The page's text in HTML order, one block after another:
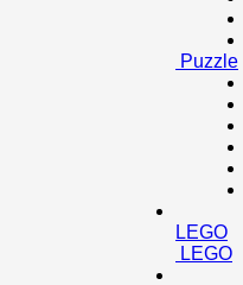
Puzzle
LEGO
LEGO